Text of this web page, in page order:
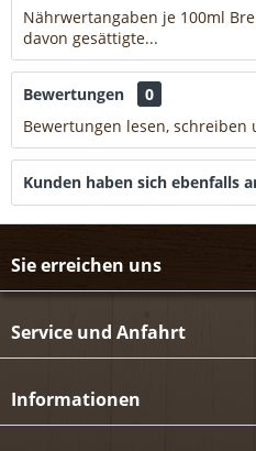
Nährwertangaben je 100ml
davon gesättigte...
Bewertungen
0
Bewertungen lesen, schreiben
Kunden haben sich ebenfalls
Sie erreichen uns
Service und Anfahrt
Informationen